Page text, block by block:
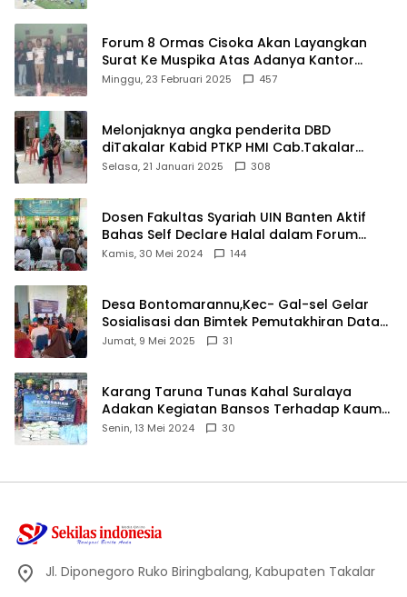
Forum 8 Ormas Cisoka Akan Layangkan
Surat Ke Muspika Atas Adanya Kantor
Matel di Cisoka
Minggu, 23 Februari 2025 457
Melonjaknya angka penderita DBD
diTakalar Kabid PTKP HMI Cab.Takalar
angkat bicara
Selasa, 21 Januari 2025 308
Dosen Fakultas Syariah UIN Banten Aktif
Bahas Self Declare Halal dalam Forum
Ijtima Ulama MUI
Kamis, 30 Mei 2024 144
Desa Bontomarannu,Kec- Gal-sel Gelar
Sosialisasi dan Bimtek Pemutakhiran Data
ID
Jumat, 9 Mei 2025 31
Karang Taruna Tunas Kahal Suralaya
Adakan Kegiatan Bansos Terhadap Kaum
Dhuafa dan Anak Yatim-Piatu
Senin, 13 Mei 2024 30
Jl. Diponegoro Ruko Biringbalang, Kabupaten Takalar